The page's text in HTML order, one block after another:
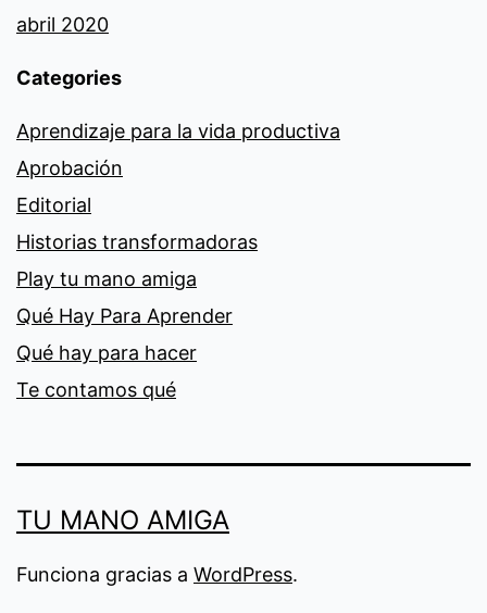
abril 2020
Categories
Aprendizaje para la vida productiva
Aprobación
Editorial
Historias transformadoras
Play tu mano amiga
Qué Hay Para Aprender
Qué hay para hacer
Te contamos qué
TU MANO AMIGA
Funciona gracias a WordPress.